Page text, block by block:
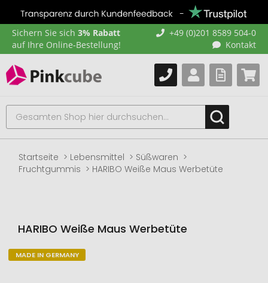
Sichern Sie sich 3% Rabatt
auf Ihre Online-Bestellung!
+49 (0)201 8589 504-0
Kontakt
Startseite Lebensmittel
Süßwaren
Fruchtgummis
HARIBO Weiße Maus Werbetüte
HARIBO Weiße Maus Werbetüte
Zum
MADE IN GERMANY